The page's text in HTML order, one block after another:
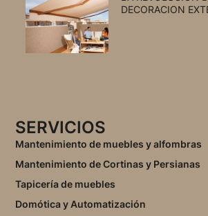
SERVICIOS
Mantenimiento de muebles y alfombras
Mantenimiento de Cortinas y Persianas
Tapicería de muebles
Domótica y Automatización
DECORACION